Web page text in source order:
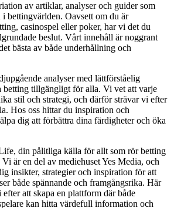
av artiklar, analyser och guider som
bettingvärlden. Oavsett om du är
casinospel eller poker, har vi det du
beslut. Vårt innehåll är noggrant
bästa av både underhållning och
analyser med lättförståelig
tillgängligt för alla. Vi vet att varje
stil och strategi, och därför strävar vi efter
Hos oss hittar du inspiration och
dig att förbättra dina färdigheter och öka
din pålitliga källa för allt som rör betting
är en del av mediehuset Yes Media, och
insikter, strategier och inspiration för att
både spännande och framgångsrika. Här
att skapa en plattform där både
kan hitta värdefull information och